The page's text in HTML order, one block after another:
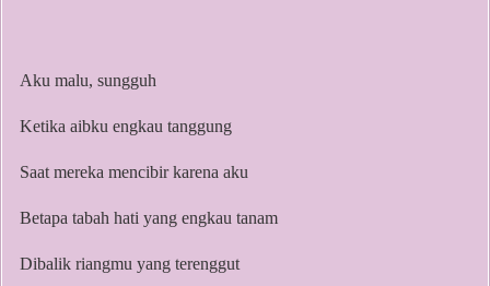
Aku malu, sungguh
Ketika aibku engkau tanggung
Saat mereka mencibir karena aku
Betapa tabah hati yang engkau tanam
Dibalik riangmu yang terenggut